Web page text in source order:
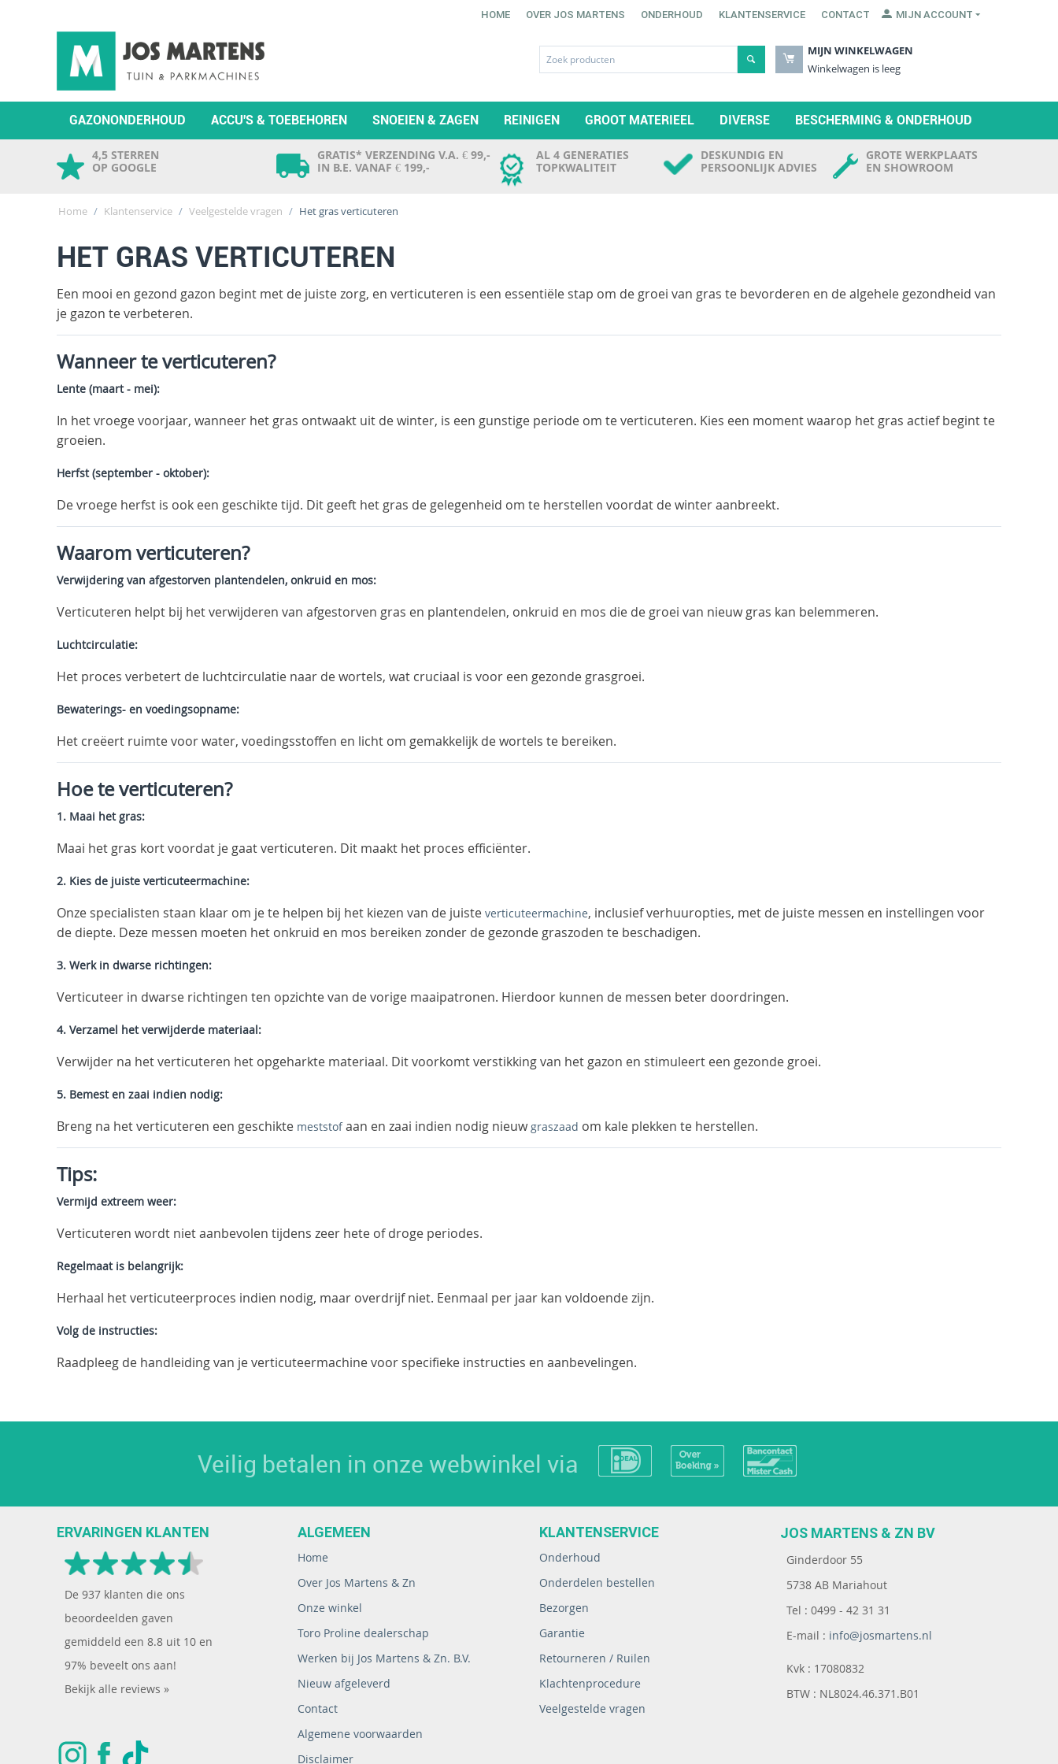
HOME OVER JOS MARTENS ONDERHOUD KLANTENSERVICE CONTACT MIJN ACCOUNT
MIJN WINKELWAGEN
Winkelwagen is leeg
GAZONONDERHOUD ACCU'S & TOEBEHOREN SNOEIEN & ZAGEN REINIGEN GROOT MATERIEEL DIVERSE BESCHERMING & ONDERHOUD
4,5 STERREN
OP GOOGLE
GRATIS* VERZENDING V.A. € 99,-
IN B.E. VANAF € 199,-
AL 4 GENERATIES
TOPKWALITEIT
DESKUNDIG EN
PERSOONLIJK ADVIES
GROTE WERKPLAATS
EN SHOWROOM
Home / Klantenservice / Veelgestelde vragen / Het gras verticuteren
HET GRAS VERTICUTEREN
Een mooi en gezond gazon begint met de juiste zorg, en verticuteren is een essentiële stap om de groei van gras te bevorderen en de algehele gezondheid van
je gazon te verbeteren.
Wanneer te verticuteren?
Lente (maart - mei):
In het vroege voorjaar, wanneer het gras ontwaakt uit de winter, is een gunstige periode om te verticuteren. Kies een moment waarop het gras actief begint te
groeien.
Herfst (september - oktober):
De vroege herfst is ook een geschikte tijd. Dit geeft het gras de gelegenheid om te herstellen voordat de winter aanbreekt.
Waarom verticuteren?
Verwijdering van afgestorven plantendelen, onkruid en mos:
Verticuteren helpt bij het verwijderen van afgestorven gras en plantendelen, onkruid en mos die de groei van nieuw gras kan belemmeren.
Luchtcirculatie:
Het proces verbetert de luchtcirculatie naar de wortels, wat cruciaal is voor een gezonde grasgroei.
Bewaterings- en voedingsopname:
Het creëert ruimte voor water, voedingsstoffen en licht om gemakkelijk de wortels te bereiken.
Hoe te verticuteren?
1. Maai het gras:
Maai het gras kort voordat je gaat verticuteren. Dit maakt het proces efficiënter.
2. Kies de juiste verticuteermachine:
Onze specialisten staan klaar om je te helpen bij het kiezen van de juiste verticuteermachine, inclusief verhuuropties, met de juiste messen en instellingen voor
de diepte. Deze messen moeten het onkruid en mos bereiken zonder de gezonde graszoden te beschadigen.
3. Werk in dwarse richtingen:
Verticuteer in dwarse richtingen ten opzichte van de vorige maaipatronen. Hierdoor kunnen de messen beter doordringen.
4. Verzamel het verwijderde materiaal:
Verwijder na het verticuteren het opgeharkte materiaal. Dit voorkomt verstikking van het gazon en stimuleert een gezonde groei.
5. Bemest en zaai indien nodig:
Breng na het verticuteren een geschikte meststofaan en zaai indien nodig nieuwgraszaad om kale plekken te herstellen.
Tips:
Vermijd extreem weer:
Verticuteren wordt niet aanbevolen tijdens zeer hete of droge periodes.
Regelmaat is belangrijk:
Herhaal het verticuteerproces indien nodig, maar overdrijf niet. Eenmaal per jaar kan voldoende zijn.
Volg de instructies:
Raadpleeg de handleiding van je verticuteermachine voor specifieke instructies en aanbevelingen.
Veilig betalen in onze webwinkel via
ERVARINGEN KLANTEN
De 937 klanten die ons
beoordeelden gaven
gemiddeld een 8.8 uit 10 en
97% beveelt ons aan!
Bekijk alle reviews »
ALGEMEEN
Home
Over Jos Martens & Zn
Onze winkel
Toro Proline dealerschap
Werken bij Jos Martens & Zn. B.V.
Nieuw afgeleverd
Contact
Algemene voorwaarden
Disclaimer
KLANTENSERVICE
Onderhoud
Onderdelen bestellen
Bezorgen
Garantie
Retourneren / Ruilen
Klachtenprocedure
Veelgestelde vragen
JOS MARTENS & ZN BV
Ginderdoor 55
5738 AB Mariahout
Tel : 0499 - 42 31 31
E-mail : info@josmartens.nl
Kvk : 17080832
BTW : NL8024.46.371.B01